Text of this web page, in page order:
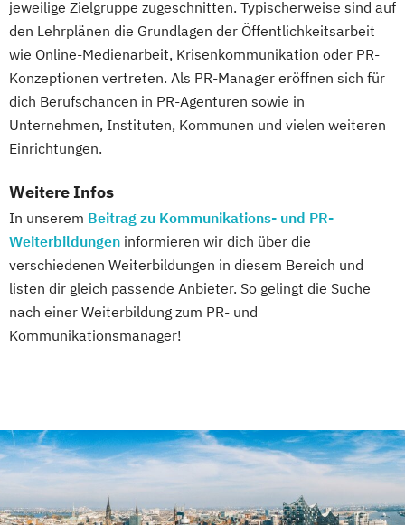
jeweilige Zielgruppe zugeschnitten. Typischerweise sind auf
den Lehrplänen die Grundlagen der Öffentlichkeitsarbeit
wie Online-Medienarbeit, Krisenkommunikation oder PR-
Konzeptionen vertreten. Als PR-Manager eröffnen sich für
dich Berufschancen in PR-Agenturen sowie in
Unternehmen, Instituten, Kommunen und vielen weiteren
Einrichtungen.
Weitere Infos
In unserem Beitrag zu Kommunikations- und PR-
Weiterbildungen informieren wir dich über die
verschiedenen Weiterbildungen in diesem Bereich und
listen dir gleich passende Anbieter. So gelingt die Suche
nach einer Weiterbildung zum PR- und
Kommunikationsmanager!